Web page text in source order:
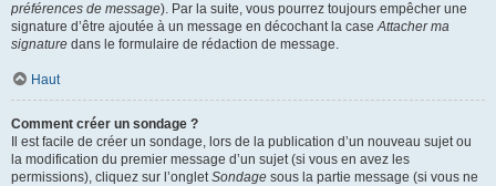
préférences de message). Par la suite, vous pourrez toujours empêcher une
signature d’être ajoutée à un message en décochant la caseAttacher ma
signature dans le formulaire de rédaction de message.
Haut
Comment créer un sondage ?
Il est facile de créer un sondage, lors de la publication d’un nouveau sujet ou
la modification du premier message d’un sujet (si vous en avez les
permissions), cliquez sur l’ongletSondage sous la partie message (si vous ne